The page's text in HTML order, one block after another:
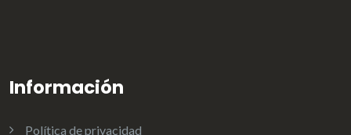
Información
Política de privacidad